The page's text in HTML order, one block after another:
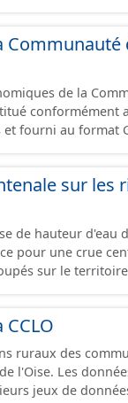
à ce jour. Il
Communauté
de la
conformément
et fourni au format
sur les
de hauteur d'eau
pour une crue
sur le
ruraux des
l'Oise. Les
: - Chemins : le point